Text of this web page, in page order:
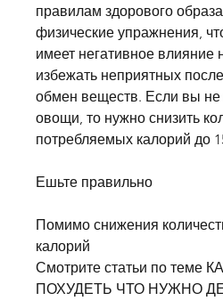
правилам здорового
физические упражнения,
имеет негативное влияние
избежать неприятных
обмен веществ. Если вы не
овощи, то нужно снизить
потребляемых калорий до
Ешьте правильно
Помимо снижения
калорий
Смотрите статьи по теме
ПОХУДЕТЬ ЧТО НУЖНО